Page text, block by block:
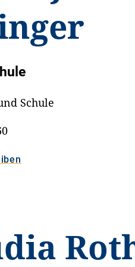
Schule